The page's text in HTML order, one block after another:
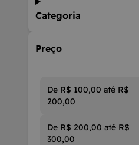
Categoria
Preço
De R$ 100,00 até R$
200,00
De R$ 200,00 até R$
300,00